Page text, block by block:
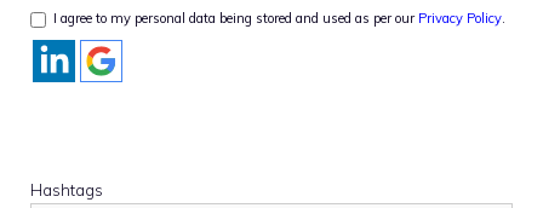
I agree to my personal data being stored and used as per our Privacy Policy.
Hashtags